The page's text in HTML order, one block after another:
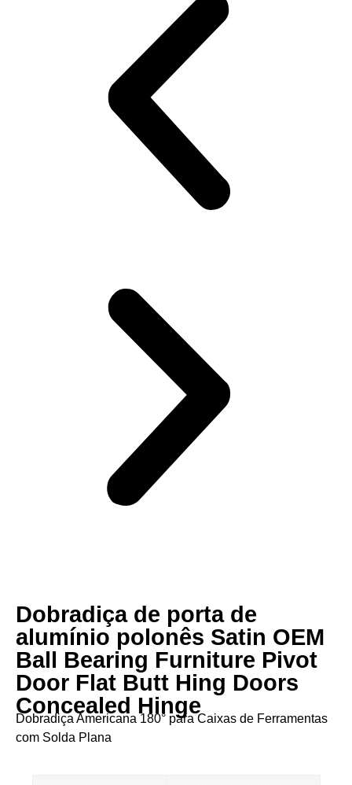
Dobradiça de porta de
alumínio polonês Satin OEM
Ball Bearing Furniture Pivot
Door Flat Butt Hing Doors
Concealed Hinge
Dobradiça Americana 180° para Caixas de Ferramentas
com Solda Plana​